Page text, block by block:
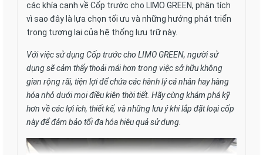
các khía cạnh về Cốp trước cho LIMO GREEN, phân tích
vì sao đây là lựa chọn tối ưu và những hướng phát triển
trong tương lai của hệ thống lưu trữ này.
Với việc sử dụng Cốp trước cho LIMO GREEN, người sử
dụng sẽ cảm thấy thoải mái hơn trong việc sở hữu không
gian rộng rãi, tiện lợi để chứa các hành lý cá nhân hay hàng
hóa nhỏ dưới mọi điều kiện thời tiết. Hãy cùng khám phá kỹ
hơn về các lợi ích, thiết kế, và những lưu ý khi lắp đặt loại cốp
này để đảm bảo tối đa hóa hiệu quả sử dụng.